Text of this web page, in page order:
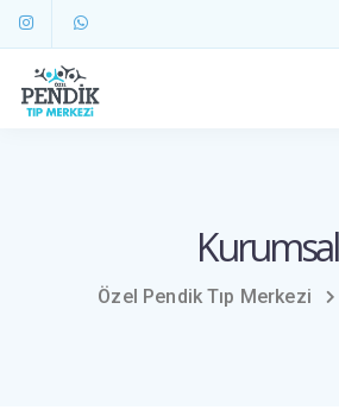
Kurumsal
Özel Pendik Tıp Merkezi